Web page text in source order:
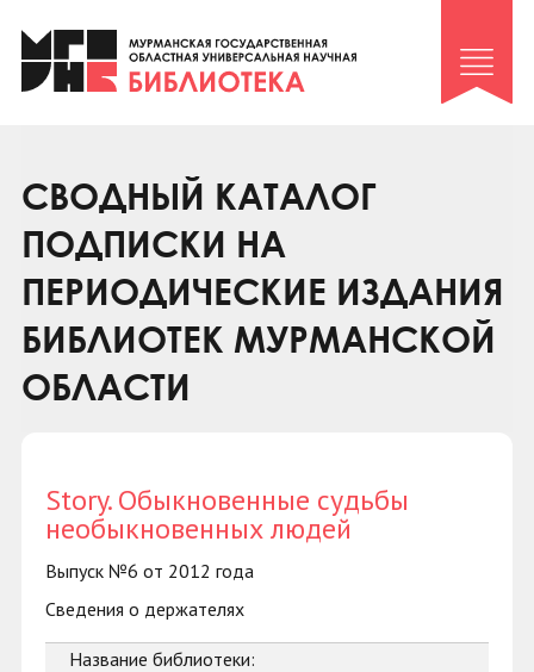
Клуб «Гиря и сельдерей»
Клуб «Семейный архив»
Коллегам
Контакты
СВОДНЫЙ КАТАЛОГ
ПОДПИСКИ НА
ПЕРИОДИЧЕСКИЕ ИЗДАНИЯ
БИБЛИОТЕК МУРМАНСКОЙ
ОБЛАСТИ
Story. Обыкновенные судьбы
необыкновенных людей
Выпуск №6 от 2012 года
Сведения о держателях
Название библиотеки: